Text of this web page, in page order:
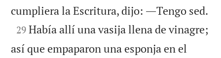
cumpliera la Escritura, dijo: ―Tengo sed.

29 Había allí una vasija llena de vinagre;
así que empaparon una esponja en el